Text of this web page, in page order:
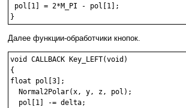
pol[1] = 2*M_PI - pol[1];
Далее функции-обработчики кнопок.
void CALLBACK Key_LEFT(void)
{
float pol[3];
  Normal2Polar(x, y, z, pol);
  pol[1] -= delta;